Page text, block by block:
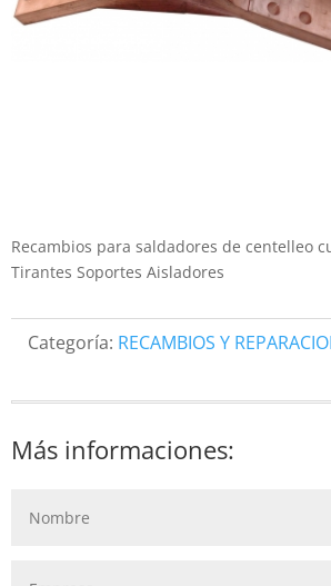
Recambios para saldadores de centelleo
Tirantes Soportes Aisladores
Categoría: RECAMBIOS Y
Más informaciones: